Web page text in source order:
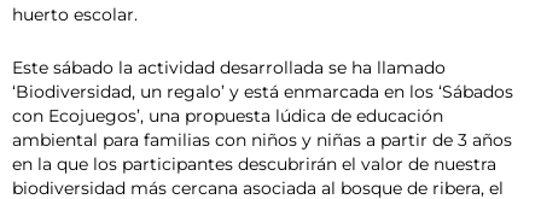
huerto escolar.
Este sábado la actividad desarrollada se ha llamado
‘Biodiversidad, un regalo’ y está enmarcada en los ‘Sábados
con Ecojuegos’, una propuesta lúdica de educación
ambiental para familias con niños y niñas a partir de 3 años
en la que los participantes descubrirán el valor de nuestra
biodiversidad más cercana asociada al bosque de ribera, el